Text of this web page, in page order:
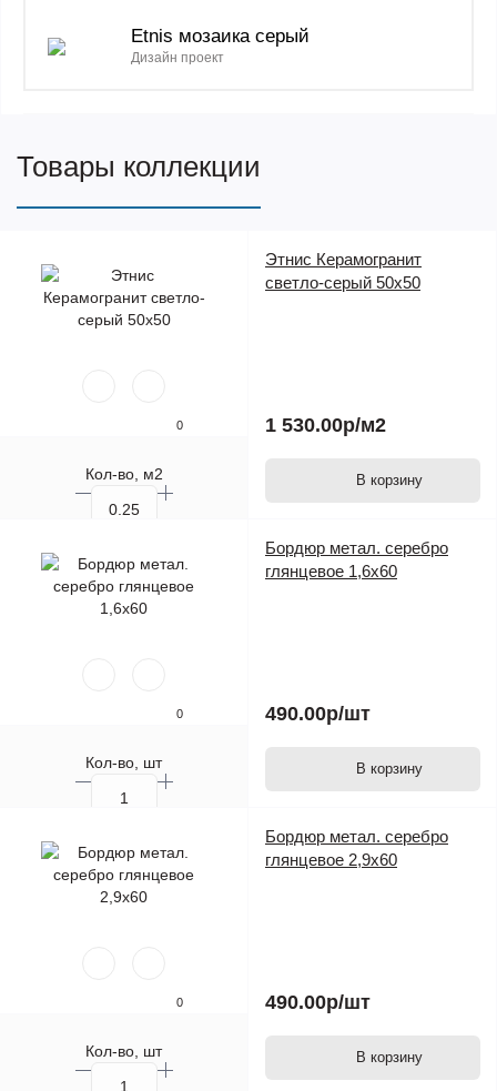
Etnis мозаика серый
Дизайн проект
Товары коллекции
0
Кол-во, м2
Этнис Керамогранит
светло-серый 50х50
1 530.00р/м2
В корзину
0
Кол-во, шт
Бордюр метал. серебро
глянцевое 1,6х60
490.00р/шт
В корзину
0
Кол-во, шт
Бордюр метал. серебро
глянцевое 2,9х60
490.00р/шт
В корзину